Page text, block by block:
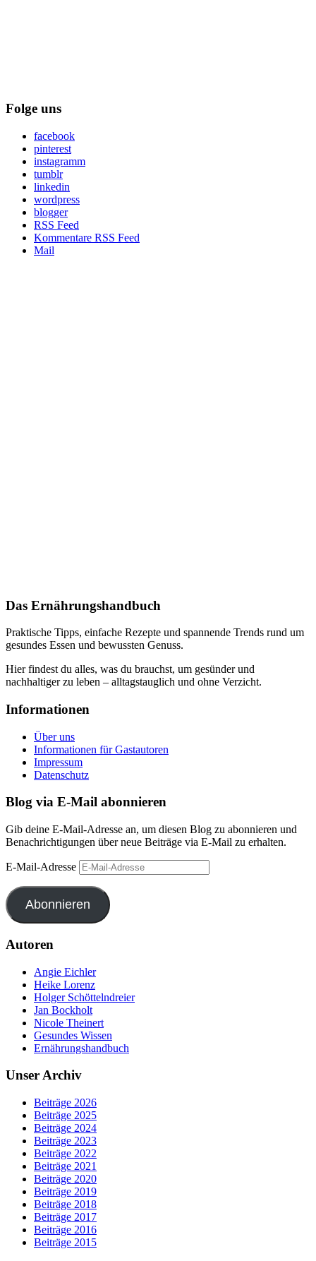
Folge uns
facebook
pinterest
instagramm
tumblr
linkedin
wordpress
blogger
RSS Feed
Kommentare RSS Feed
Mail
Das Ernährungshandbuch
Praktische Tipps, einfache Rezepte und spannende Trends rund um
gesundes Essen und bewussten Genuss.
Hier findest du alles, was du brauchst, um gesünder und
nachhaltiger zu leben – alltagstauglich und ohne Verzicht.
Informationen
Über uns
Informationen für Gastautoren
Impressum
Datenschutz
Blog via E-Mail abonnieren
Gib deine E-Mail-Adresse an, um diesen Blog zu abonnieren und
Benachrichtigungen über neue Beiträge via E-Mail zu erhalten.
E-Mail-Adresse
Abonnieren
Autoren
Angie Eichler
Heike Lorenz
Holger Schöttelndreier
Jan Bockholt
Nicole Theinert
Gesundes Wissen
Ernährungshandbuch
Unser Archiv
Beiträge 2026
Beiträge 2025
Beiträge 2024
Beiträge 2023
Beiträge 2022
Beiträge 2021
Beiträge 2020
Beiträge 2019
Beiträge 2018
Beiträge 2017
Beiträge 2016
Beiträge 2015